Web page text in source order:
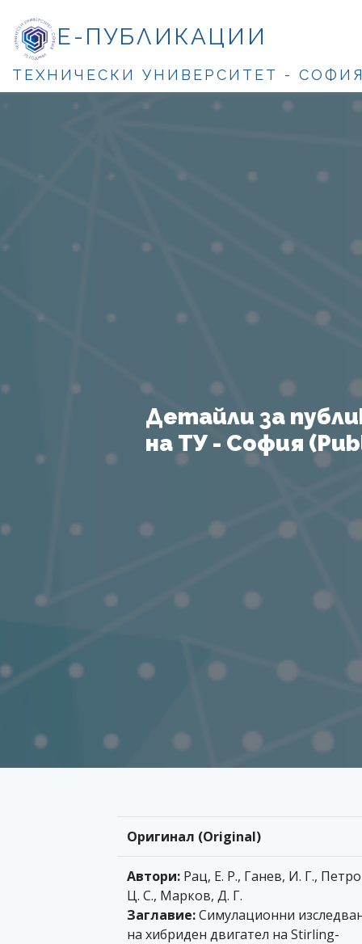
Е-ПУБЛИКАЦИИ
ТЕХНИЧЕСКИ УНИВЕРСИТЕТ -
Детайли за
на ТУ - София
Оригинал (Original)
Автори: Рац, Е. Р., Ганев, И. Г.,
Ц. С., Марков, Д. Г.
Заглавие:Симулационни
на хибриден двигател на Stirling-